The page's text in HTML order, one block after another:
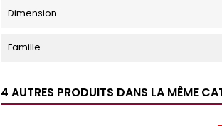
Dimension
Famille
4 AUTRES PRODUITS DANS LA MÊME